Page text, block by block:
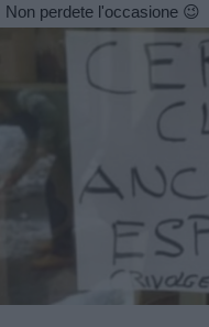
Non perdete l'occasione 😉